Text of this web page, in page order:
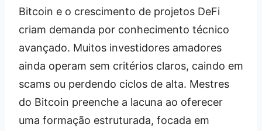
Bitcoin e o crescimento de projetos DeFi
criam demanda por conhecimento técnico
avançado. Muitos investidores amadores
ainda operam sem critérios claros, caindo em
scams ou perdendo ciclos de alta. Mestres
do Bitcoin preenche a lacuna ao oferecer
uma formação estruturada, focada em